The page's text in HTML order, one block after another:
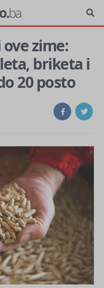
ba
zime:
briketa i
20 posto